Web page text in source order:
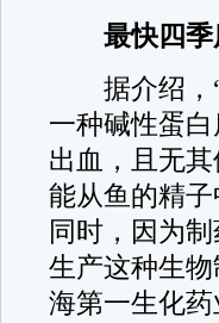
最快四季
据介绍，“
一种碱性蛋
出血，且无
能从鱼的精
同时，因为
生产这种生
海第一生化